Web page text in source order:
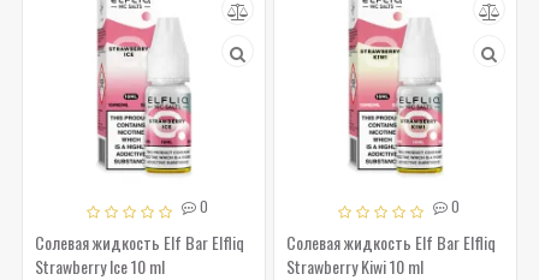
0
Солевая жидкость Elf Bar Elfliq
Strawberry Ice 10 ml
0
Солевая жидкость Elf Bar Elfliq
Strawberry Kiwi 10 ml